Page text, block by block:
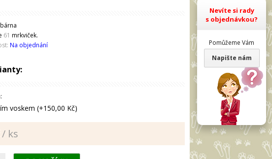
61 mrkviček.
Na objednání
voskem (+150,00 Kč)
/ ks
Nevíte si rady
s objednávkou?
Pomůžeme Vám
Napište nám